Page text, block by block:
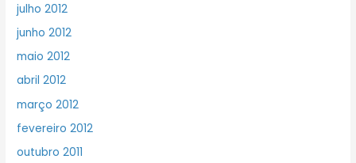
julho 2012
junho 2012
maio 2012
abril 2012
março 2012
fevereiro 2012
outubro 2011